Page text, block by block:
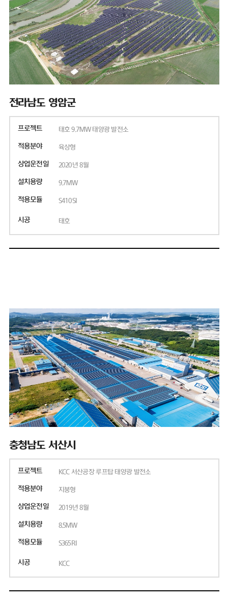
전라남도 영암군
프로젝트 태호 9.7MW 태양광 발전소
적용분야 육상형
상업운전일 2020년 8월
설치용량 9.7MW
적용모듈 S410SI
시공 태호
충청남도 서산시
프로젝트 KCC 서산공장 루프탑 태양광 발전소
적용분야 지붕형
상업운전일 2019년 8월
설치용량 8.5MW
적용모듈 S365RI
시공 KCC